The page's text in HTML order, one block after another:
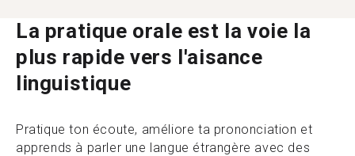
La pratique orale est la voie la
plus rapide vers l'aisance
linguistique
Pratique ton écoute, améliore ta prononciation et
apprends à parler une langue étrangère avec des